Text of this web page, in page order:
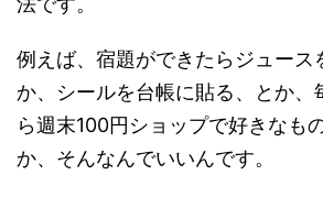
例えば、宿題ができたらジュース
か、シールを台帳に貼る、とか、
ら週末100円ショップで好きなも
か、そんなんでいいんです。